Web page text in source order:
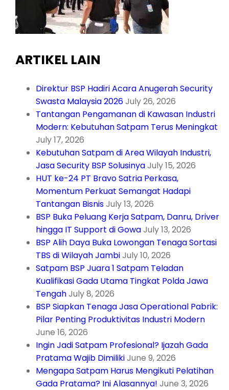
ARTIKEL LAIN
Direktur BSP Hadiri Acara Anugerah Security
Swasta Malaysia 2026July 26, 2026
Tantangan Pengamanan di Kawasan Industri
Modern: Kebutuhan Satpam Terus Meningkat
July 17, 2026
Kebutuhan Satpam di Area Wilayah Industri,
Jasa Security BSP SolusinyaJuly 15, 2026
HUT ke-24 PT Bravo Satria Perkasa,
Momentum Perkuat Semangat Hadapi
Tantangan BisnisJuly 13, 2026
BSP Buka Peluang Kerja Satpam, Danru, Driver
hingga IT Support di GowaJuly 13, 2026
BSP Alih Daya Buka Lowongan Tenaga Sortasi
TBS di Wilayah JambiJuly 10, 2026
Satpam BSP Juara 1 Satpam Teladan
Kualifikasi Gada Utama Tingkat Polda Jawa
TengahJuly 8, 2026
BSP Siapkan Tenaga Jasa Operational Pabrik:
Pilar Penting Produktivitas Industri Modern
June 16, 2026
Ingin Jadi Satpam Profesional? Ijazah Gada
Pratama Wajib DimilikiJune 9, 2026
Mengapa Satpam Harus Mengikuti Pelatihan
Gada Pratama? Ini Alasannya! June 3, 2026